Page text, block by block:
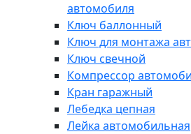
автомобиля
Ключ баллонный
Ключ для монтажа
Ключ свечной
Компрессор
Кран гаражный
Лебедка цепная
Лейка автомобильная